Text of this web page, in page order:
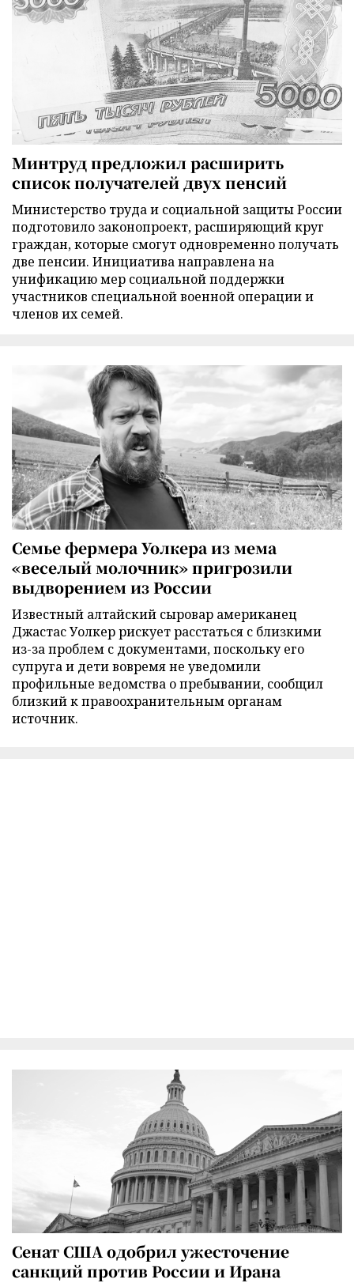
Минтруд предложил расширить
список получателей двух пенсий
Министерство труда и социальной защиты России
подготовило законопроект, расширяющий круг
граждан, которые смогут одновременно получать
две пенсии. Инициатива направлена на
унификацию мер социальной поддержки
участников специальной военной операции и
членов их семей.
Семье фермера Уолкера из мема
«веселый молочник» пригрозили
выдворением из России
Известный алтайский сыровар американец
Джастас Уолкер рискует расстаться с близкими
из-за проблем с документами, поскольку его
супруга и дети вовремя не уведомили
профильные ведомства о пребывании, сообщил
близкий к правоохранительным органам
источник.
Сенат США одобрил ужесточение
санкций против России и Ирана